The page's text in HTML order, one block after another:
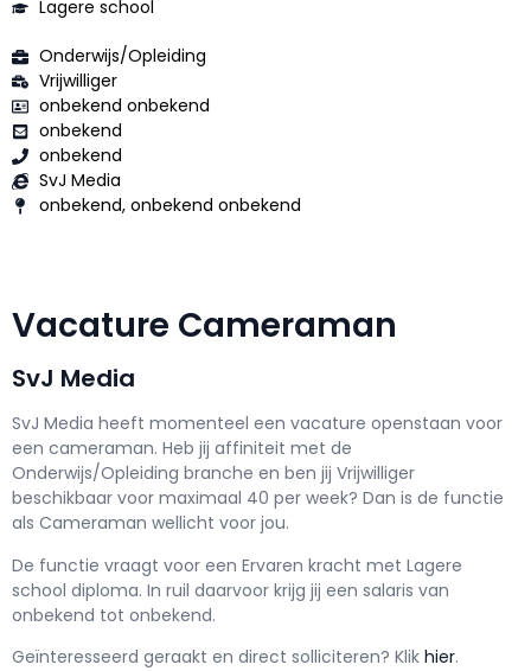
Lagere school
Onderwijs/Opleiding
Vrijwilliger
onbekend onbekend
onbekend
onbekend
SvJ Media
onbekend, onbekend onbekend
Vacature Cameraman
SvJ Media
SvJ Media heeft momenteel een vacature openstaan voor
een cameraman. Heb jij affiniteit met de
Onderwijs/Opleiding branche en ben jij Vrijwilliger
beschikbaar voor maximaal 40 per week? Dan is de functie
als Cameraman wellicht voor jou.
De functie vraagt voor een Ervaren kracht met Lagere
school diploma. In ruil daarvoor krijg jij een salaris van
onbekend tot onbekend.
Geïnteresseerd geraakt en direct solliciteren? Klik hier.